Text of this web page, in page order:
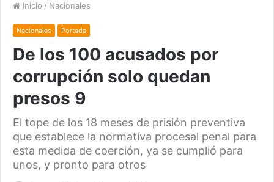
Inicio / Nacionales
Nacionales Portada
De los 100 acusados por
corrupción solo quedan
presos 9
El tope de los 18 meses de prisión preventiva
que establece la normativa procesal penal para
esta medida de coerción, ya se cumplió para
unos, y pronto para otros